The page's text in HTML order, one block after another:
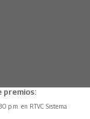
premios:
p.m. en RTVC Sistema